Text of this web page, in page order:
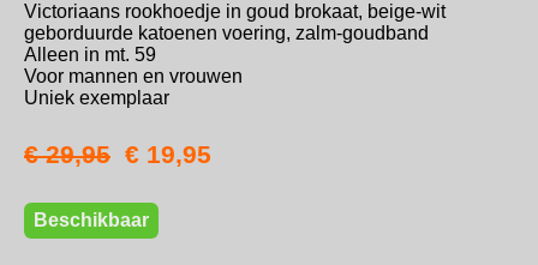
Victoriaans rookhoedje in goud brokaat, beige-wit
geborduurde katoenen voering, zalm-goudband
Alleen in mt. 59
Voor mannen en vrouwen
Uniek exemplaar
€ 29,95 € 19,95
Beschikbaar